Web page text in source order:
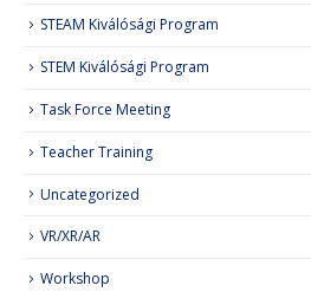
STEAM Kiválósági Program
STEM Kiválósági Program
Task Force Meeting
Teacher Training
Uncategorized
VR/XR/AR
Workshop